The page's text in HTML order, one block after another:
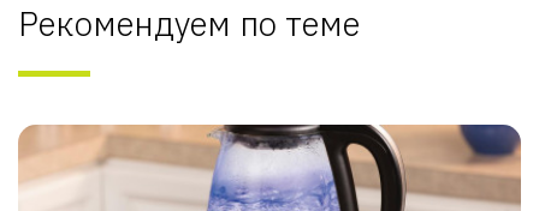
Рекомендуем по теме